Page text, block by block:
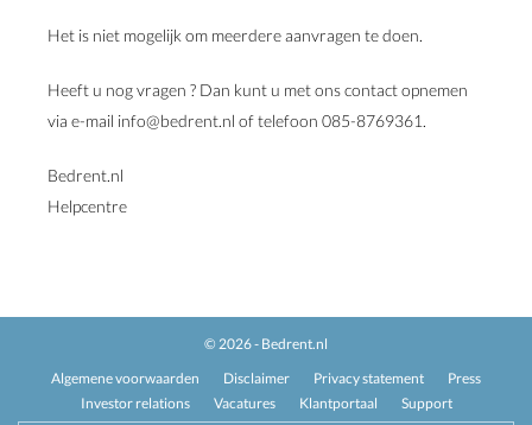
Het is niet mogelijk om meerdere aanvragen te doen.
Heeft u nog vragen ? Dan kunt u met ons contact opnemen
via e-mail info@bedrent.nl of telefoon 085-8769361.
Bedrent.nl
Helpcentre
© 2026 - Bedrent.nl
Algemene voorwaarden
Disclaimer Privacy statement
Press
Investor relations
Vacatures Klantportaal Support